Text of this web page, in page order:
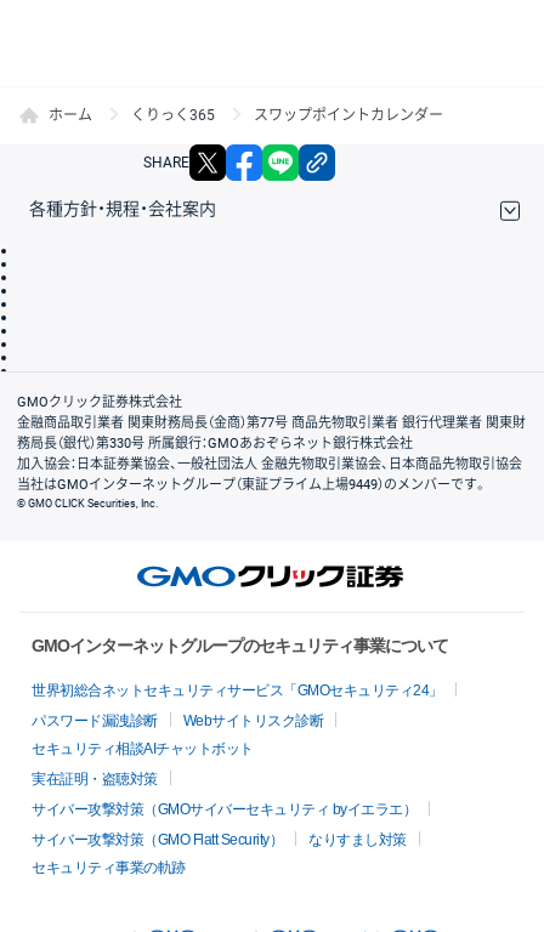
ホーム くりっく365 スワップポイントカレンダー
SHARE X facebook
各種方針・規程・会社案内
会社案内
GMOクリック証券株式会社
金融商品取引業者 関東財務局長（金商）第77号 商品先物取引業者 銀行代理業者 関東財
務局長（銀代）第330号 所属銀行：GMOあおぞらネット銀行株式会社
加入協会：日本証券業協会、一般社団法人 金融先物取引業協会、日本商品先物取引協会
当社はGMOインターネットグループ（東証プライム上場9449）のメンバーです。
© GMO CLICK Securities, Inc.
GMOインターネットグループのセキュリティ事業について
世界初総合ネットセキュリティサービス「GMOセキュリティ24」
パスワード漏洩診断
Webサイトリスク診断
セキュリティ相談AIチャットボット
実在証明・盗聴対策
サイバー攻撃対策（GMOサイバーセキュリティ byイエラエ）
サイバー攻撃対策（GMO Flatt Security）
なりすまし対策
セキュリティ事業の軌跡